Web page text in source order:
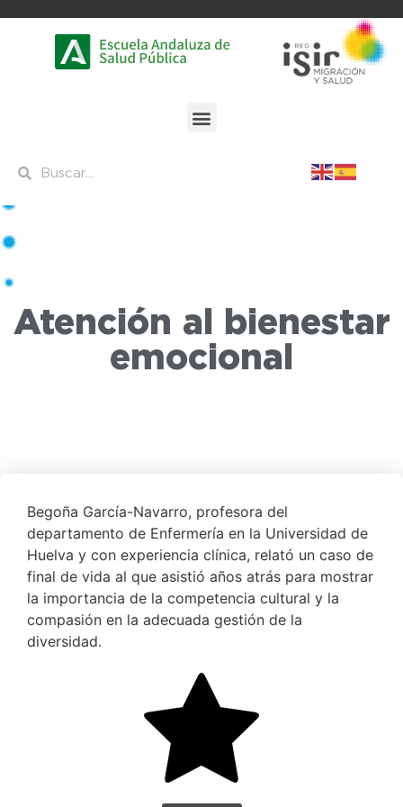
Atención al bienestar
emocional
Begoña García-Navarro, profesora del
departamento de Enfermería en la Universidad de
Huelva y con experiencia clínica, relató un caso de
final de vida al que asistió años atrás para mostrar
la importancia de la competencia cultural y la
compasión en la adecuada gestión de la
diversidad.